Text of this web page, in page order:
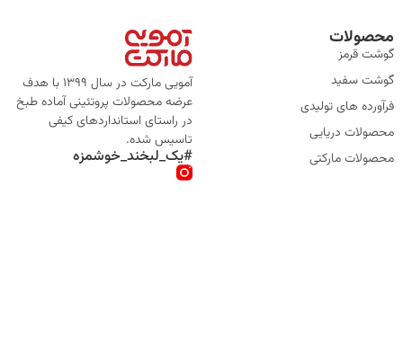
محصولات
گوشت قرمز
گوشت سفید
فرآورده های تولیدی
محصولات دریایی
محصولات مارکتی
آمویی مارکت در سال 1399 با هدف
عرضه محصولات پروتئینی آماده طبخ
در راستای استانداردهای کیفی
تاسیس شده.
#یک_لبخند_خوشمزه